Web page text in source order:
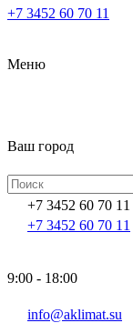
+7 3452 60 70 11
Меню
Ваш город
+7 3452 60 70 11
+7 3452 60 70 11
9:00 - 18:00
info@aklimat.su